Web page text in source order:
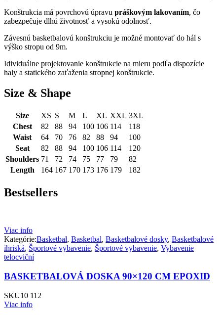
Konštrukcia má povrchovú úpravu práškovým lakovaním, čo
zabezpečuje dlhú životnosť a vysokú odolnosť.
Závesnú basketbalovú konštrukciu je možné montovať do hál s
výško stropu od 9m.
Idividuálne projektovanie konštrukcie na mieru podľa dispozície
haly a statického zaťaženia stropnej konštrukcie.
Size & Shape
Size XS S M L XL XXL 3XL
Chest
82 88 94 100 106 114
118
Waist
64 70 76 82 88 94
100
Seat
82 88 94 100 106 114
120
Shoulders 71 72 74 75 77 79
82
Length
164 167 170 173 176 179 182
Bestsellers
Viac info
Kategórie:Basketbal, Basketbal, Basketbalové dosky, Basketbalové
ihriská, Športové vybavenie, Športové vybavenie, Vybavenie
telocviční
BASKETBALOVÁ DOSKA 90×120 CM EPOXID
SKU10 112
Viac info